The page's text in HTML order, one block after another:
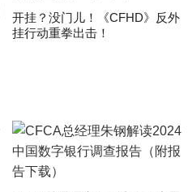
开挂？没门儿！《CFHD》反外
挂行动重拳出击！